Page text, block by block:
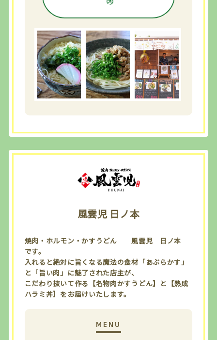
風雲児 日ノ本
焼肉・ホルモン・かすうどん 風雲児 日ノ本
です。
入れると絶対に旨くなる魔法の食材「あぶらかす」
と「旨い肉」に魅了された店主が、
こだわり抜いて作る【名物肉かすうどん】と【熟成
ハラミ丼】をお届けいたします。